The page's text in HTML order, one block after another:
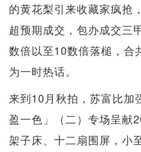
的黄花梨引来收藏家疯抢
超预期成交，包办成交三
数倍以至10数倍落槌，合
为一时热话。
来到10月秋拍，苏富比加
盈一色」（二）专场呈献
架子床、十二扇围屏，小